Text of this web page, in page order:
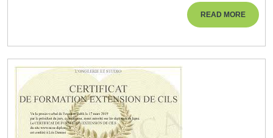
Pour
Une
Relaxation
Profonde
READ MOREREAD
MORE